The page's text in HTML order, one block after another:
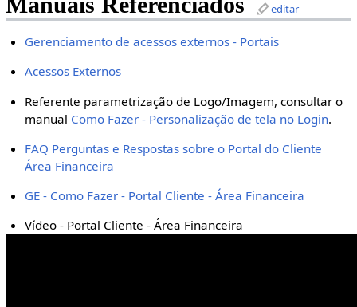
editar
Gerenciamento de acessos externos - Portais
Acessos Externos
Referente parametrização de Logo/Imagem, consultar o
manual Como Fazer - Personalização de tela no Login.
FAQ Perguntas e Respostas sobre o Portal do Cliente
Área Financeira
GE - Como Fazer - Portal Cliente - Área Financeira
Vídeo - Portal Cliente - Área Financeira